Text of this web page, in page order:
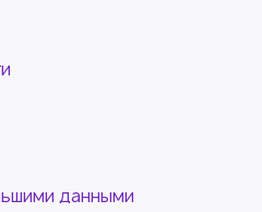
данными